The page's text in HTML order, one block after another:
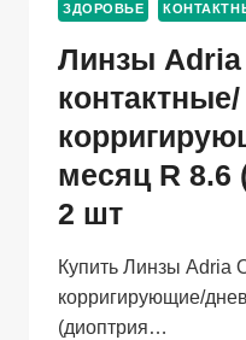
ЗДОРОВЬЕ
Линзы Adria
контактные/
месяц R 8.6
2 шт
Купить Линзы Adria
корригирующие/
(диоптрия…